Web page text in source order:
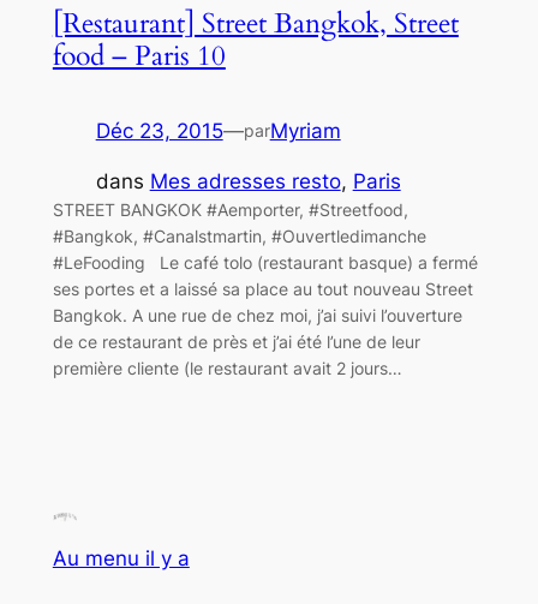
[Restaurant] Street Bangkok, Street
food – Paris 10
Déc 23, 2015—parMyriam
dans Mes adresses resto, Paris
STREET BANGKOK #Aemporter, #Streetfood,
#Bangkok, #Canalstmartin, #Ouvertledimanche
#LeFooding Le café tolo (restaurant basque) a fermé
ses portes et a laissé sa place au tout nouveau Street
Bangkok. A une rue de chez moi, j’ai suivi l’ouverture
de ce restaurant de près et j’ai été l’une de leur
première cliente (le restaurant avait 2 jours…
Au menu il y a